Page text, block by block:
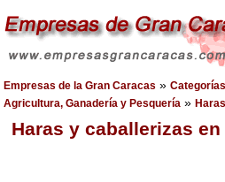
Empresas de la Gran Caracas » Categorías
Agricultura, Ganadería y Pesquería »
Haras y caballerizas